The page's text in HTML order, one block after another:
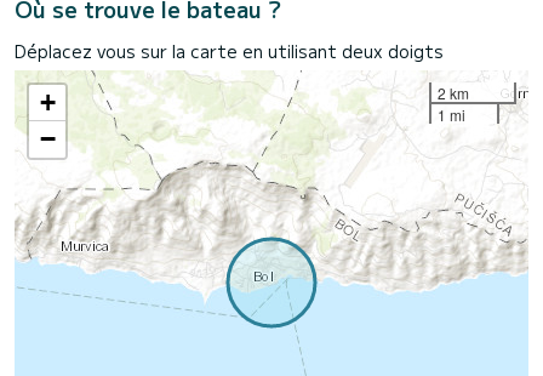
Où se trouve le bateau ?
Déplacez vous sur la carte en utilisant deux doigts
+
−
2 km
1 mi